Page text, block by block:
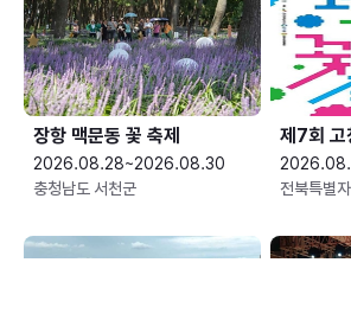
장항 맥문동 꽃 축제
2026.08.28~2026.08.30
충청남도 서천군
제7회 고
전북특별